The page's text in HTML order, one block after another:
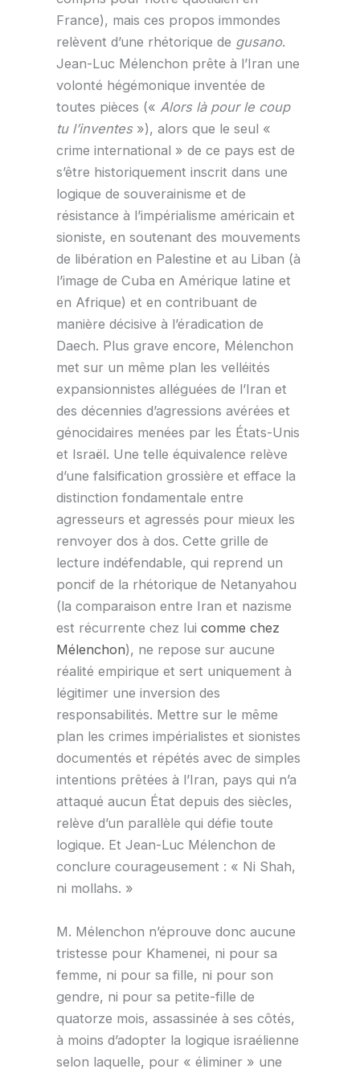
France), mais ces propos immondes
relèvent d’une rhétorique de gusano.
Jean-Luc Mélenchon prête à l’Iran une
volonté hégémonique inventée de
toutes pièces (« Alors là pour le coup
tu l’inventes»), alors que le seul «
crime international » de ce pays est de
s’être historiquement inscrit dans une
logique de souverainisme et de
résistance à l’impérialisme américain et
sioniste, en soutenant des mouvements
de libération en Palestine et au Liban (à
l’image de Cuba en Amérique latine et
en Afrique) et en contribuant de
manière décisive à l’éradication de
Daech. Plus grave encore, Mélenchon
met sur un même plan les velléités
expansionnistes alléguées de l’Iran et
des décennies d’agressions avérées et
génocidaires menées par les États-Unis
et Israël. Une telle équivalence relève
d’une falsification grossière et efface la
distinction fondamentale entre
agresseurs et agressés pour mieux les
renvoyer dos à dos. Cette grille de
lecture indéfendable, qui reprend un
poncif de la rhétorique de Netanyahou
(la comparaison entre Iran et nazisme
est récurrente chez lui comme chez
Mélenchon), ne repose sur aucune
réalité empirique et sert uniquement à
légitimer une inversion des
responsabilités. Mettre sur le même
plan les crimes impérialistes et sionistes
documentés et répétés avec de simples
intentions prêtées à l’Iran, pays qui n’a
attaqué aucun État depuis des siècles,
relève d’un parallèle qui défie toute
logique. Et Jean-Luc Mélenchon de
conclure courageusement : « Ni Shah,
ni mollahs. »
M. Mélenchon n’éprouve donc aucune
tristesse pour Khamenei, ni pour sa
femme, ni pour sa fille, ni pour son
gendre, ni pour sa petite-fille de
quatorze mois, assassinée à ses côtés,
à moins d’adopter la logique israélienne
selon laquelle, pour « éliminer » une